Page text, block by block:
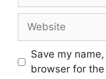
Website
Save my
browser for